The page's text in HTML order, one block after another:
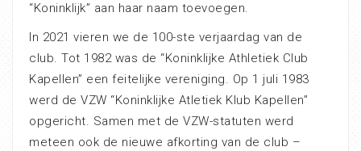
“Koninklijk” aan haar naam toevoegen.
In 2021 vieren we de 100-ste verjaardag van de
club. Tot 1982 was de “Koninklijke Athletiek Club
Kapellen” een feitelijke vereniging. Op 1 juli 1983
werd de VZW “Koninklijke Atletiek Klub Kapellen”
opgericht. Samen met de VZW-statuten werd
meteen ook de nieuwe afkorting van de club –